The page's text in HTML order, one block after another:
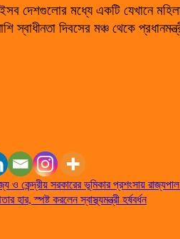
মধ্যে একটি যেখানে
স্বাধীনতা দিবসের মঞ্চ থেকে
ও কেন্দ্রীয় সরকারের ভূমিকার প্রশংসায়
স্পষ্ট করলেন স্বাস্থ্যমন্ত্রী হর্ষবর্ধন